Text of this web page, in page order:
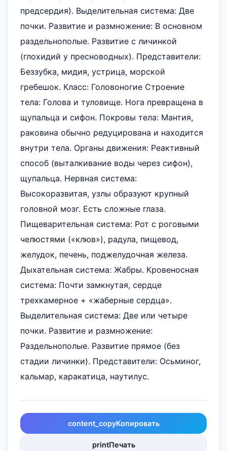
предсердия). Выделительная система: Две
почки. Развитие и размножение: В основном
раздельнополые. Развитие с личинкой
(глохидий у пресноводных). Представители:
Беззубка, мидия, устрица, морской
гребешок. Класс: Головоногие Строение
тела: Голова и туловище. Нога превращена в
щупальца и сифон. Покровы тела: Мантия,
раковина обычно редуцирована и находится
внутри тела. Органы движения: Реактивный
способ (выталкивание воды через сифон),
щупальца. Нервная система:
Высокоразвитая, узлы образуют крупный
головной мозг. Есть сложные глаза.
Пищеварительная система: Рот с роговыми
челюстями («клюв»), радула, пищевод,
желудок, печень, поджелудочная железа.
Дыхательная система: Жабры. Кровеносная
система: Почти замкнутая, сердце
трехкамерное + «жаберные сердца».
Выделительная система: Две или четыре
почки. Развитие и размножение:
Раздельнополые. Развитие прямое (без
стадии личинки). Представители: Осьминог,
кальмар, каракатица, наутилус.
content_copyКопировать
printПечать